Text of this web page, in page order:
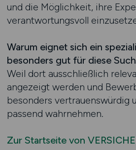
und die Möglichkeit, ihre
verantwortungsvoll
Warum eignet sich ein
besonders gut für diese
Weil dort ausschließlich
angezeigt werden und
besonders vertrauenswürdig
passend wahrnehmen.
Zur Startseite von